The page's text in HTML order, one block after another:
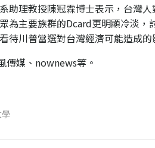
助理教授陳冠霖博士表示，台灣
為主要族群的Dcard更明顯冷淡
川普當選對台灣經濟可能造成
傳媒、nownews等。
學